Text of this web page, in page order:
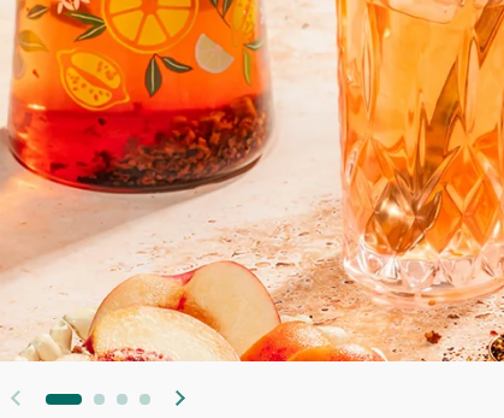
前のスライド 次のスライド